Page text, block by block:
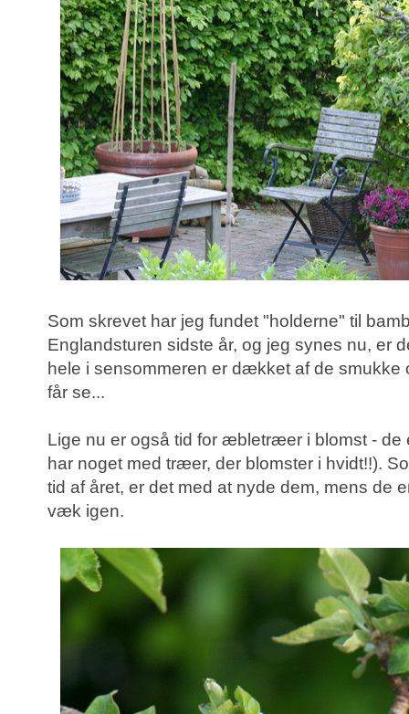
Som skrevet har jeg fundet "holderne" til
Englandsturen sidste år, og jeg synes nu, er
hele i sensommeren er dækket af de smukke
får se...
Lige nu er også tid for æbletræer i blomst - de
har noget med træer, der blomster i hvidt!!).
tid af året, er det med at nyde dem, mens de
væk igen.